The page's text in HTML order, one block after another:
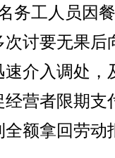
工人员因
讨要无果后
介入调处，
营者限期支
额拿回劳动